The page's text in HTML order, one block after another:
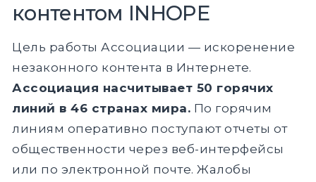
контентом INHOPE
Цель работы Ассоциации — искоренение
незаконного контента в Интернете.
Ассоциация насчитывает 50 горячих
линий в 46 странах мира. По горячим
линиям оперативно поступают отчеты от
общественности через веб-интерфейсы
или по электронной почте. Жалобы